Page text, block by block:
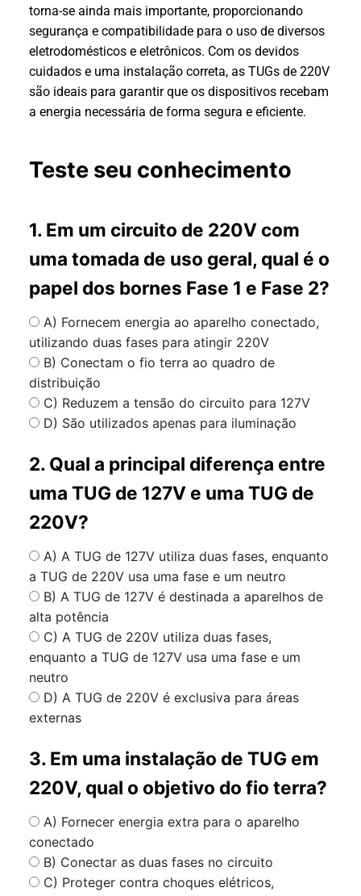
torna-se ainda mais importante, proporcionando
segurança e compatibilidade para o uso de diversos
eletrodomésticos e eletrônicos. Com os devidos
cuidados e uma instalação correta, as TUGs de 220V
são ideais para garantir que os dispositivos recebam
a energia necessária de forma segura e eficiente.
Teste seu conhecimento
1. Em um circuito de 220V com
uma tomada de uso geral, qual é o
papel dos bornes Fase 1 e Fase 2?
A) Fornecem energia ao aparelho conectado,
utilizando duas fases para atingir 220V
B) Conectam o fio terra ao quadro de
distribuição
C) Reduzem a tensão do circuito para 127V
D) São utilizados apenas para iluminação
2. Qual a principal diferença entre
uma TUG de 127V e uma TUG de
220V?
A) A TUG de 127V utiliza duas fases, enquanto
a TUG de 220V usa uma fase e um neutro
B) A TUG de 127V é destinada a aparelhos de
alta potência
C) A TUG de 220V utiliza duas fases,
enquanto a TUG de 127V usa uma fase e um
neutro
D) A TUG de 220V é exclusiva para áreas
externas
3. Em uma instalação de TUG em
220V, qual o objetivo do fio terra?
A) Fornecer energia extra para o aparelho
conectado
B) Conectar as duas fases no circuito
C) Proteger contra choques elétricos,